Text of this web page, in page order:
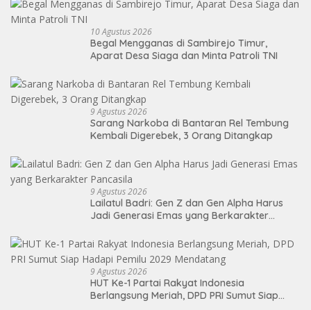
10 Agustus 2026
Begal Mengganas di Sambirejo Timur,
Aparat Desa Siaga dan Minta Patroli TNI
9 Agustus 2026
Sarang Narkoba di Bantaran Rel Tembung
Kembali Digerebek, 3 Orang Ditangkap
9 Agustus 2026
Lailatul Badri: Gen Z dan Gen Alpha Harus
Jadi Generasi Emas yang Berkarakter
9 Agustus 2026
HUT Ke-1 Partai Rakyat Indonesia
Berlangsung Meriah, DPD PRI Sumut Siap